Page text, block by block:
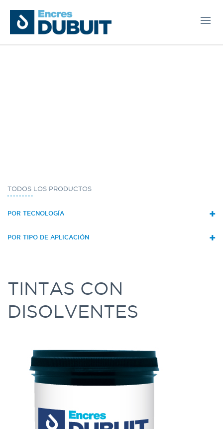
TODOS LOS PRODUCTOS
+
POR TECNOLOGÍA
+
POR TIPO DE APLICACIÓN
TINTAS CON
DISOLVENTES